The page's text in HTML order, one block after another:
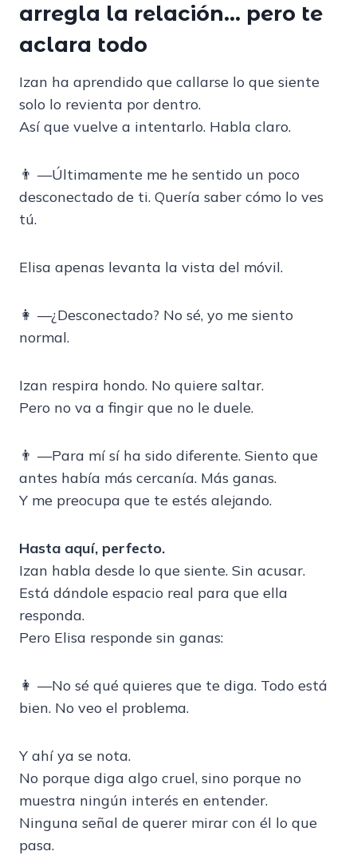
arregla la relación… pero te
aclara todo
Izan ha aprendido que callarse lo que siente
solo lo revienta por dentro.
Así que vuelve a intentarlo. Habla claro.
👨 —Últimamente me he sentido un poco
desconectado de ti. Quería saber cómo lo ves
tú.
Elisa apenas levanta la vista del móvil.
👩 —¿Desconectado? No sé, yo me siento
normal.
Izan respira hondo. No quiere saltar.
Pero no va a fingir que no le duele.
👨 —Para mí sí ha sido diferente. Siento que
antes había más cercanía. Más ganas.
Y me preocupa que te estés alejando.
Hasta aquí, perfecto.
Izan habla desde lo que siente. Sin acusar.
Está dándole espacio real para que ella
responda.
Pero Elisa responde sin ganas:
👩 —No sé qué quieres que te diga. Todo está
bien. No veo el problema.
Y ahí ya se nota.
No porque diga algo cruel, sino porque no
muestra ningún interés en entender.
Ninguna señal de querer mirar con él lo que
pasa.